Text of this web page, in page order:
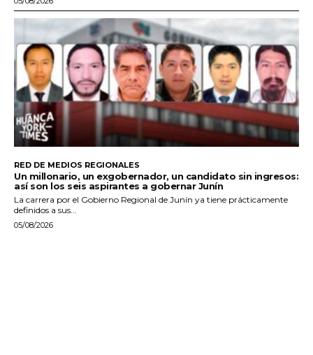
RED DE MEDIOS REGIONALES
Un millonario, un exgobernador, un candidato sin ingresos:
así son los seis aspirantes a gobernar Junín
La carrera por el Gobierno Regional de Junín ya tiene prácticamente
definidos a sus...
05/08/2026